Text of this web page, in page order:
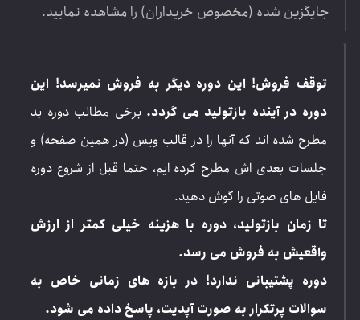
جایگزین شده (مخصوص خریداران) را مشاهده نمایید.
توقف فروش! این دوره دیگر به فروش نمیرسد! این
دوره در آینده بازتولید می گردد.برخی مطالب دوره بد
مطرح شده اند که آنها را در قالب ویس (در همین صفحه) و
جلسات بعدی اش مطرح کرده ایم، حتما قبل از شروع دوره
فایل های صوتی را گوش دهید.
تا زمان بازتولید، دوره با هزینه خیلی کمتر از ارزش
واقعیش به فروش می رسد.
دوره پشتیبانی ندارد! در بازه های زمانی خاص به
سوالات پرتکرار به صورت آپدیت، پاسخ داده می شود.